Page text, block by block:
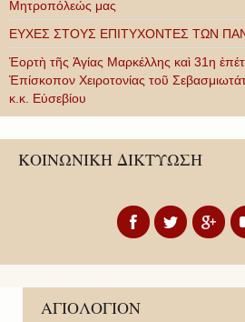
Μητροπόλεώς μας
ΕΥΧΕΣ ΣΤΟΥΣ ΕΠΙΤΥΧΟΝΤΕΣ ΤΩΝ
Ἑορτὴ τῆς Ἁγίας Μαρκέλλης καὶ 31η
Ἐπίσκοπον Χειροτονίας τοῦ
κ.κ. Εὐσεβίου
ΚΟΙΝΩΝΙΚΗ ΔΙΚΤΥΩΣΗ
ΑΓΙΟΛΟΓΙΟΝ